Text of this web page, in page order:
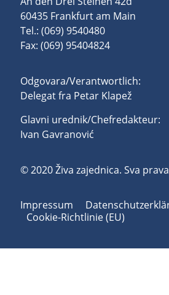
60435 Frankfurt am Main
Tel.: (069) 9540480
Fax: (069) 95404824
Odgovara/Verantwortlich:
Delegat fra Petar Klapež
Glavni urednik/Chefredakteur:
Ivan Gavranović
© 2020 Živa zajednica. Sva
Impressum
Cookie-Richtlinie (EU)